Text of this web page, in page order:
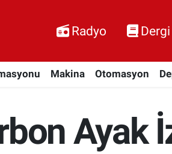
Radyo Dergi
Makina Otomasyon
Ayak